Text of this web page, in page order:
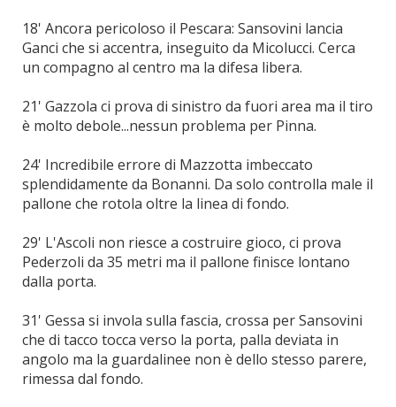
18' Ancora pericoloso il Pescara: Sansovini lancia
Ganci che si accentra, inseguito da Micolucci. Cerca
un compagno al centro ma la difesa libera.
21' Gazzola ci prova di sinistro da fuori area ma il tiro
è molto debole...nessun problema per Pinna.
24' Incredibile errore di Mazzotta imbeccato
splendidamente da Bonanni. Da solo controlla male il
pallone che rotola oltre la linea di fondo.
29' L'Ascoli non riesce a costruire gioco, ci prova
Pederzoli da 35 metri ma il pallone finisce lontano
dalla porta.
31' Gessa si invola sulla fascia, crossa per Sansovini
che di tacco tocca verso la porta, palla deviata in
angolo ma la guardalinee non è dello stesso parere,
rimessa dal fondo.